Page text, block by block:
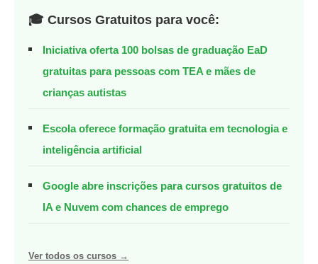
🎓 Cursos Gratuitos para você:
Iniciativa oferta 100 bolsas de graduação EaD
gratuitas para pessoas com TEA e mães de
crianças autistas
Escola oferece formação gratuita em tecnologia e
inteligência artificial
Google abre inscrições para cursos gratuitos de
IA e Nuvem com chances de emprego
Ver todos os cursos →